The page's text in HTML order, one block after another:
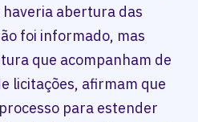
abertura das
foi informado, mas
que acompanham de
licitações, afirmam que
para estender